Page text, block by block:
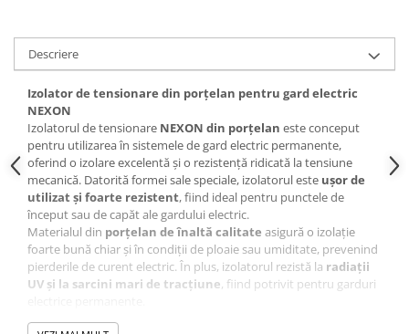
Descriere
Izolator de tensionare din porțelan pentru gard electric
NEXON
Izolatorul de tensionare NEXON din porțelan este conceput
pentru utilizarea în sistemele de gard electric permanente,
oferind o izolare excelentă și o rezistență ridicată la tensiune
mecanică. Datorită formei sale speciale, izolatorul este ușor de
utilizat și foarte rezistent, fiind ideal pentru punctele de
început sau de capăt ale gardului electric.
Materialul din porțelan de înaltă calitate asigură o izolație
foarte bună chiar și în condiții de ploaie sau umiditate, prevenind
pierderile de curent electric. În plus, izolatorul rezistă la radiații
UV și la sarcini mari de tracțiune, fiind potrivit pentru garduri